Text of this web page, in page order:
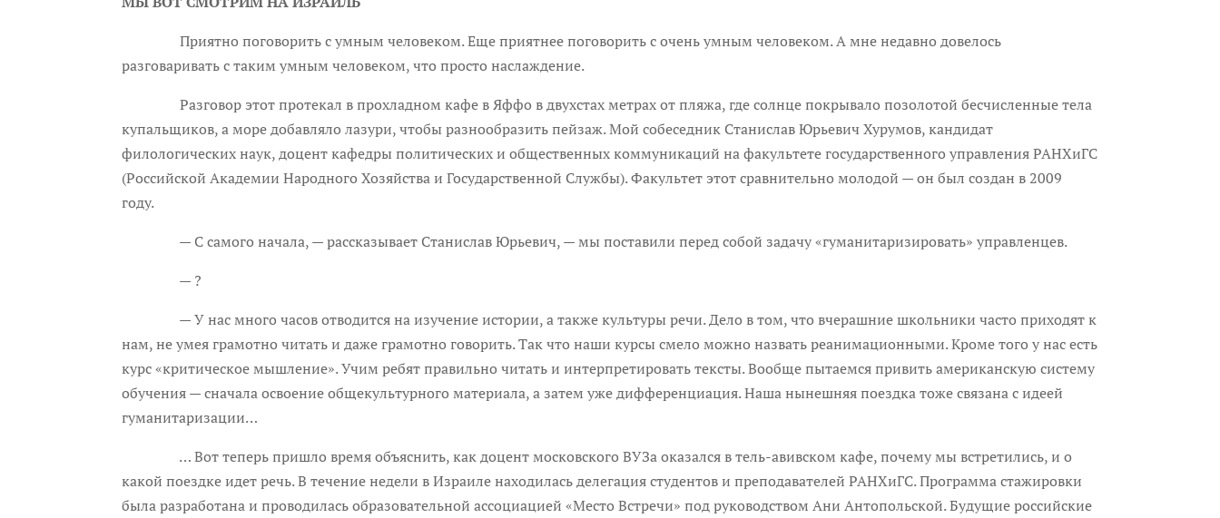
Приятно поговорить с умным человеком. Еще приятнее поговорить с очень умным человеком. А мне недавно довелось
разговаривать с таким умным человеком, что просто наслаждение.
Разговор этот протекал в прохладном кафе в Яффо в двухстах метрах от пляжа, где солнце покрывало позолотой бесчисленные тела
купальщиков, а море добавляло лазури, чтобы разнообразить пейзаж. Мой собеседник Станислав Юрьевич Хурумов, кандидат
филологических наук, доцент кафедры политических и общественных коммуникаций на факультете государственного управления РАНХиГС
(Российской Академии Народного Хозяйства и Государственной Службы). Факультет этот сравнительно молодой — он был создан в 2009
году.
— С самого начала, — рассказывает Станислав Юрьевич, — мы поставили перед собой задачу «гуманитаризировать» управленцев.
— ?
— У нас много часов отводится на изучение истории, а также культуры речи. Дело в том, что вчерашние школьники часто приходят к
нам, не умея грамотно читать и даже грамотно говорить. Так что наши курсы смело можно назвать реанимационными. Кроме того у нас есть
курс «критическое мышление». Учим ребят правильно читать и интерпретировать тексты. Вообще пытаемся привить американскую систему
обучения — сначала освоение общекультурного материала, а затем уже дифференциация. Наша нынешняя поездка тоже связана с идеей
гуманитаризации…
… Вот теперь пришло время объяснить, как доцент московского ВУЗа оказался в тель-авивском кафе, почему мы встретились, и о
какой поездке идет речь. В течение недели в Израиле находилась делегация студентов и преподавателей РАНХиГС. Программа стажировки
была разработана и проводилась образовательной ассоциацией «Место Встречи» под руководством Ани Антопольской. Будущие российские